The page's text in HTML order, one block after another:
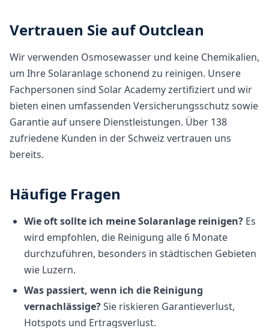
Vertrauen Sie auf Outclean
Wir verwenden Osmosewasser und keine Chemikalien,
um Ihre Solaranlage schonend zu reinigen. Unsere
Fachpersonen sind Solar Academy zertifiziert und wir
bieten einen umfassenden Versicherungsschutz sowie
Garantie auf unsere Dienstleistungen. Über 138
zufriedene Kunden in der Schweiz vertrauen uns
bereits.
Häufige Fragen
Wie oft sollte ich meine Solaranlage reinigen? Es
wird empfohlen, die Reinigung alle 6 Monate
durchzuführen, besonders in städtischen Gebieten
wie Luzern.
Was passiert, wenn ich die Reinigung
vernachlässige?Sie riskieren Garantieverlust,
Hotspots und Ertragsverlust.